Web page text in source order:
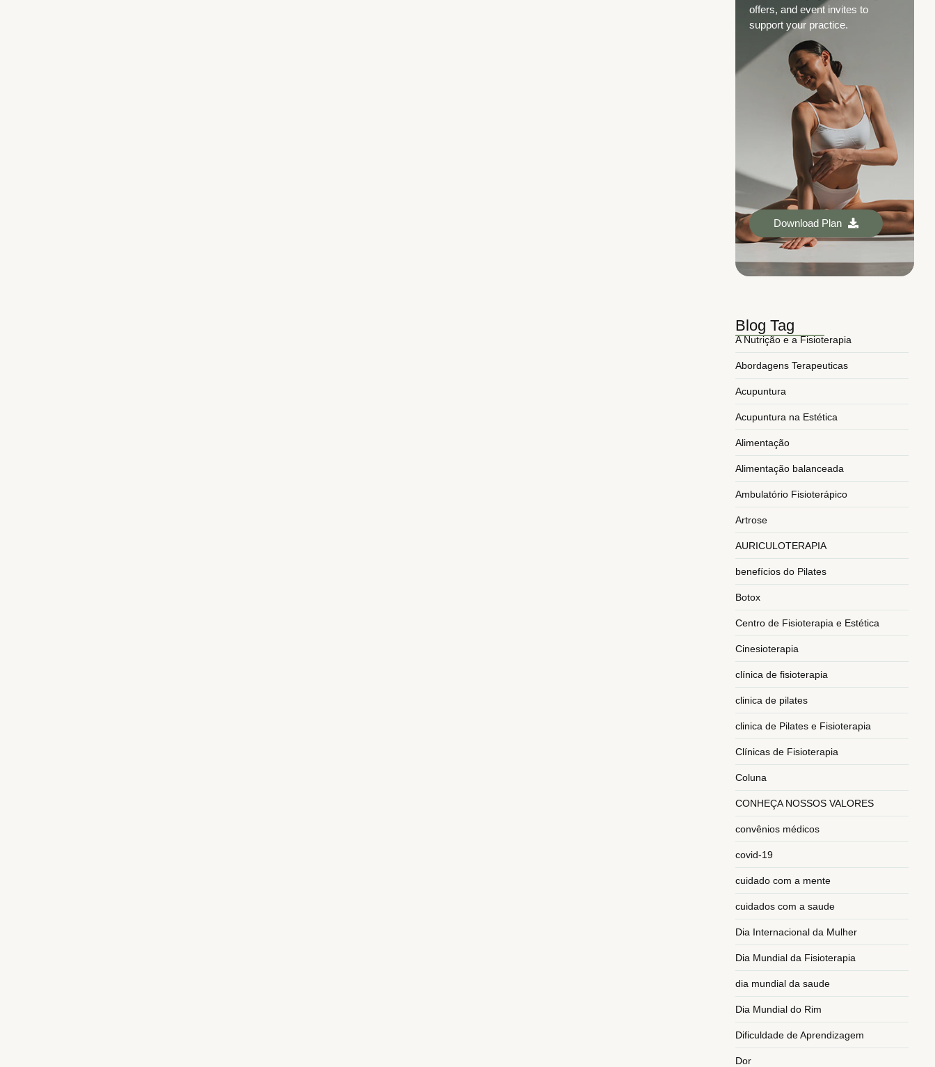
offers, and event invites to
support your practice.
Download Plan
Blog Tag
A Nutrição e a Fisioterapia
Abordagens Terapeuticas
Acupuntura
Acupuntura na Estética
Alimentação
Alimentação balanceada
Ambulatório Fisioterápico
Artrose
AURICULOTERAPIA
benefícios do Pilates
Botox
Centro de Fisioterapia e Estética
Cinesioterapia
clínica de fisioterapia
clinica de pilates
clinica de Pilates e Fisioterapia
Clínicas de Fisioterapia
Coluna
CONHEÇA NOSSOS VALORES
convênios médicos
covid-19
cuidado com a mente
cuidados com a saude
Dia Internacional da Mulher
Dia Mundial da Fisioterapia
dia mundial da saude
Dia Mundial do Rim
Dificuldade de Aprendizagem
Dor